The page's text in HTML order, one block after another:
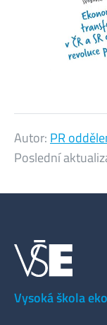
Autor: PR
Poslední
Vysoká škola